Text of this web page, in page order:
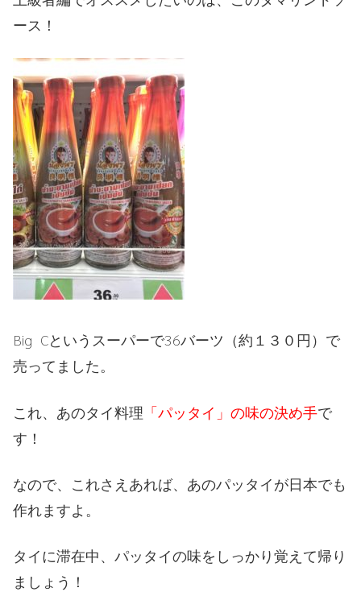
ース！
Big Cというスーパーで36バーツ（約１３０円） で
売ってました。
これ、あのタイ料理 「パッタイ」の味の決め手で
す！
なので、これさえあれば、あのパッタイが日本でも
作れますよ。
タイに滞在中、パッタイの味をしっかり覚えて帰り
ましょう！